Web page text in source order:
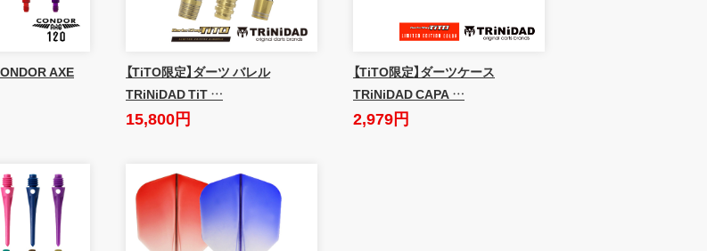
AXE
【TiTO限定】ダーツ バレル
TRiNiDAD TiT …
15,800円
【TiTO限定】ダーツケース
TRiNiDAD CAPA …
2,979円